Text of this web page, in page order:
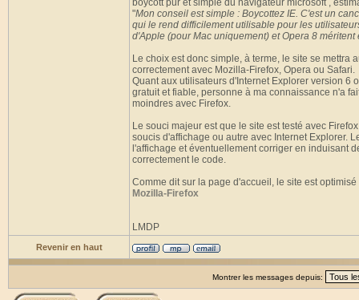
boycott pur et simple du navigateur microsoft ,
"Mon conseil est simple : Boycottez IE. C'est un
qui le rend difficilement utilisable pour les
d'Apple (pour Mac uniquement) et Opera 8
Le choix est donc simple, à terme, le site se
correctement avec Mozilla-Firefox, Opera ou Safari.
Quant aux utilisateurs d'Internet Explorer version 6
gratuit et fiable, personne à ma connaissance n'a
moindres avec Firefox.
Le souci majeur est que le site est testé avec
soucis d'affichage ou autre avec Internet Explorer.
l'affichage et éventuellement corriger en induisant
correctement le code.
Comme dit sur la page d'accueil, le site est
Mozilla-Firefox
LMDP
Revenir en haut
Montrer les messages depuis: